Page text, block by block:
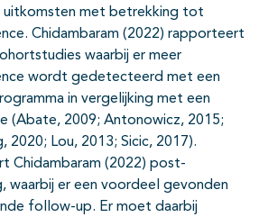
uitkomsten met betrekking tot
Chidambaram (2022) rapporteert
waarbij er meer
wordt gedetecteerd met een
in vergelijking met een
(Abate, 2009; Antonowicz, 2015;
2020; Lou, 2013; Sicic, 2017).
Chidambaram (2022) post-
waarbij er een voordeel gevonden
follow-up. Er moet daarbij